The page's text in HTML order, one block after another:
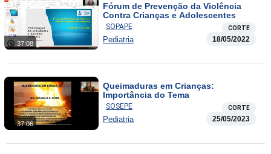
37:08
Fórum de Prevenção da Violência
Contra Crianças e Adolescentes
SOPAPE CORTE
Pediatria 18/05/2022
37:06
Queimaduras em Crianças:
Importância do Tema
SOSEPE CORTE
Pediatria 25/05/2023